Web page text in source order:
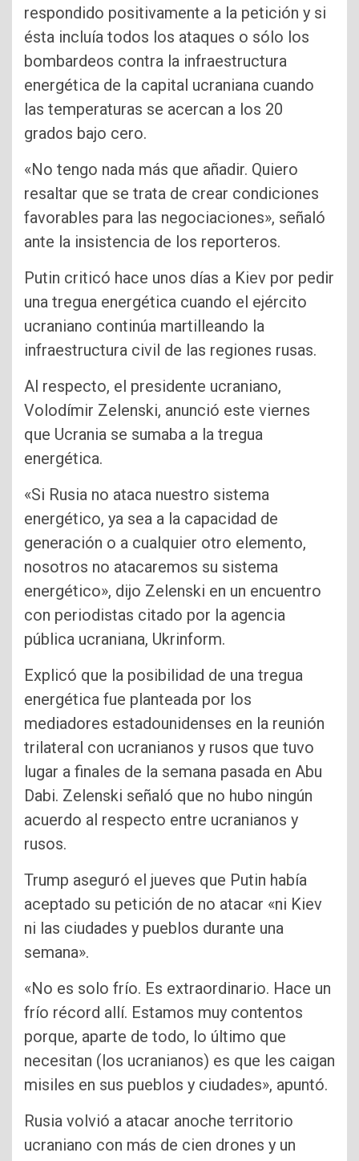
respondido positivamente a la petición y si
ésta incluía todos los ataques o sólo los
bombardeos contra la infraestructura
energética de la capital ucraniana cuando
las temperaturas se acercan a los 20
grados bajo cero.
«No tengo nada más que añadir. Quiero
resaltar que se trata de crear condiciones
favorables para las negociaciones», señaló
ante la insistencia de los reporteros.
Putin criticó hace unos días a Kiev por pedir
una tregua energética cuando el ejército
ucraniano continúa martilleando la
infraestructura civil de las regiones rusas.
Al respecto, el presidente ucraniano,
Volodímir Zelenski, anunció este viernes
que Ucrania se sumaba a la tregua
energética.
«Si Rusia no ataca nuestro sistema
energético, ya sea a la capacidad de
generación o a cualquier otro elemento,
nosotros no atacaremos su sistema
energético», dijo Zelenski en un encuentro
con periodistas citado por la agencia
pública ucraniana, Ukrinform.
Explicó que la posibilidad de una tregua
energética fue planteada por los
mediadores estadounidenses en la reunión
trilateral con ucranianos y rusos que tuvo
lugar a finales de la semana pasada en Abu
Dabi. Zelenski señaló que no hubo ningún
acuerdo al respecto entre ucranianos y
rusos.
Trump aseguró el jueves que Putin había
aceptado su petición de no atacar «ni Kiev
ni las ciudades y pueblos durante una
semana».
«No es solo frío. Es extraordinario. Hace un
frío récord allí. Estamos muy contentos
porque, aparte de todo, lo último que
necesitan (los ucranianos) es que les caigan
misiles en sus pueblos y ciudades», apuntó.
Rusia volvió a atacar anoche territorio
ucraniano con más de cien drones y un